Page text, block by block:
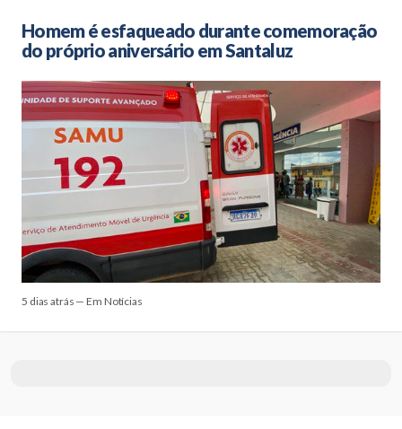
Homem é esfaqueado durante comemoração
do próprio aniversário em Santaluz
5 dias atrás — Em Notícias